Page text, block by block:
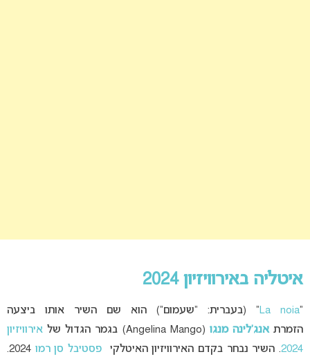
איטליה באירוויזיון 2024
“
La noia” (בעברית: “שעמום”) הוא שם השיר אותו ביצעה
הזמרתאנג’לינה מנגו (Angelina Mango) בגמר הגדול של
אירוויזיון
2024. השיר נבחר בקדם האירוויזיון האיטלקי פסטיבל סן רמו 2024.